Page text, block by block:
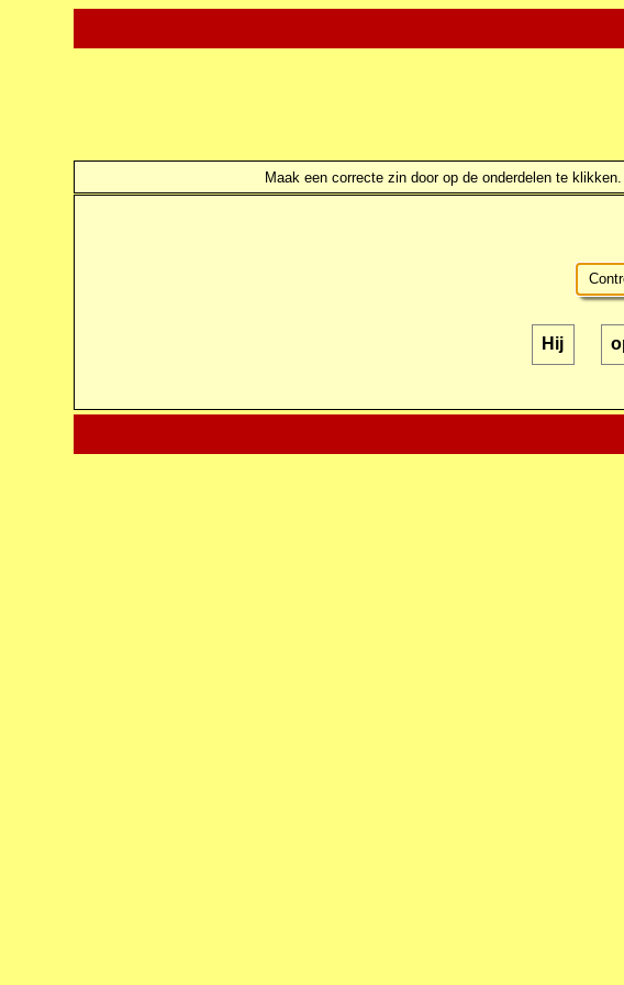
Maak een correcte zin door op de onderdelen te
Hij